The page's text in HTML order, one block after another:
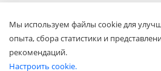
Гродно, Могилеве, Бобруйске,
Новополоцке, Пинске, Солигорске. При
доставка осуществляется по всей
Мы используем файлы cookie для
опыта, сбора статистики и
рекомендаций.
Настроить cookie.